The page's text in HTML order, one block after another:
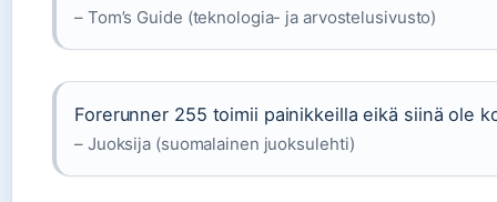
– Tom’s Guide (teknologia- ja arvostelusivusto)
Forerunner 255 toimii painikkeilla eikä siinä ole
– Juoksija (suomalainen juoksulehti)